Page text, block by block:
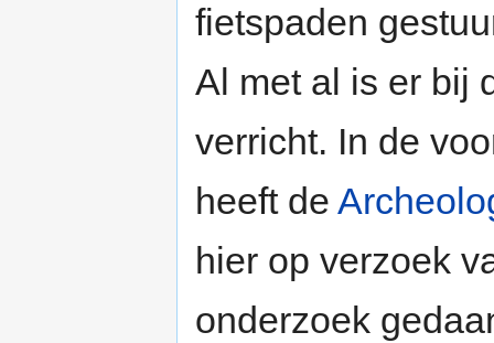
fietspaden
Al met al is er bij
verricht. In de
heeft de
hier op verzoek
onderzoek